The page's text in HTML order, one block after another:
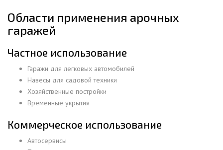
Области применения арочных
гаражей
Частное использование
Гаражи для легковых автомобилей
Навесы для садовой техники
Хозяйственные постройки
Временные укрытия
Коммерческое использование
Автосервисы